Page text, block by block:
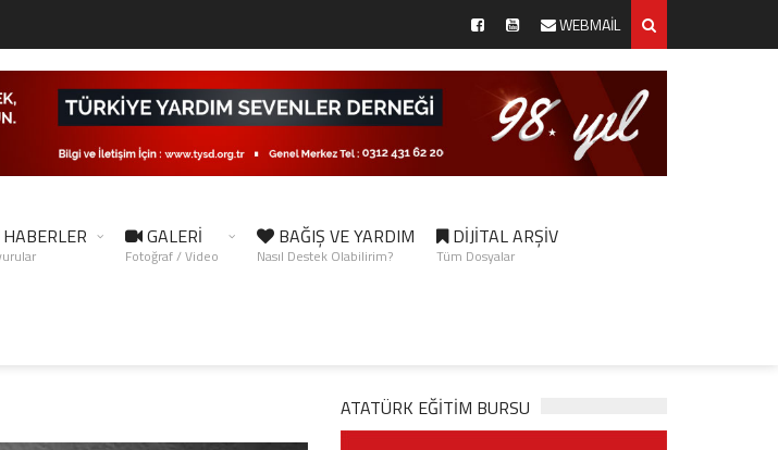
WEBMAİL
HABERLER GALERİ
Fotoğraf / Video
BAĞIŞ VE YARDIM
Nasıl Destek Olabilirim?
DİJİTAL ARŞİV
Tüm Dosyalar
ATATÜRK EĞITIM BURSU